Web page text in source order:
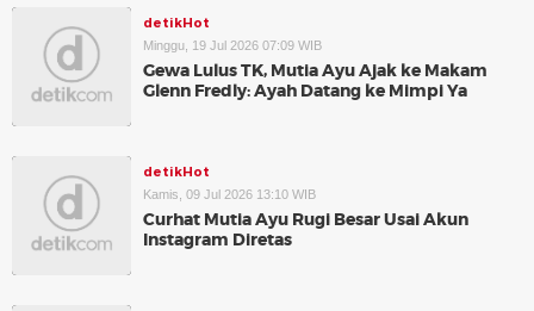
detikHot
Minggu, 19 Jul 2026 07:09 WIB
Gewa Lulus TK, Mutia Ayu Ajak ke Makam
Glenn Fredly: Ayah Datang ke Mimpi Ya
detikHot
Kamis, 09 Jul 2026 13:10 WIB
Curhat Mutia Ayu Rugi Besar Usai Akun
Instagram Diretas